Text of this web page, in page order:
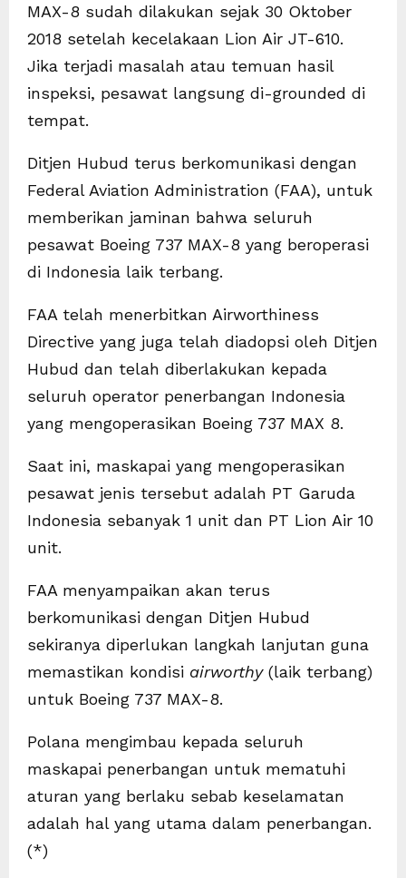
MAX-8 sudah dilakukan sejak 30 Oktober
2018 setelah kecelakaan Lion Air JT-610.
Jika terjadi masalah atau temuan hasil
inspeksi, pesawat langsung di-grounded di
tempat.
Ditjen Hubud terus berkomunikasi dengan
Federal Aviation Administration (FAA), untuk
memberikan jaminan bahwa seluruh
pesawat Boeing 737 MAX-8 yang beroperasi
di Indonesia laik terbang.
FAA telah menerbitkan Airworthiness
Directive yang juga telah diadopsi oleh Ditjen
Hubud dan telah diberlakukan kepada
seluruh operator penerbangan Indonesia
yang mengoperasikan Boeing 737 MAX 8.
Saat ini, maskapai yang mengoperasikan
pesawat jenis tersebut adalah PT Garuda
Indonesia sebanyak 1 unit dan PT Lion Air 10
unit.
FAA menyampaikan akan terus
berkomunikasi dengan Ditjen Hubud
sekiranya diperlukan langkah lanjutan guna
memastikan kondisi airworthy(laik terbang)
untuk Boeing 737 MAX-8.
Polana mengimbau kepada seluruh
maskapai penerbangan untuk mematuhi
aturan yang berlaku sebab keselamatan
adalah hal yang utama dalam penerbangan.
(*)